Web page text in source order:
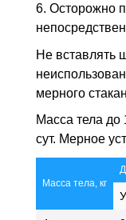
6. Осторожно
Не вставлять
мерного
Масса тела до
сут. Мерное
Масса тела, кг